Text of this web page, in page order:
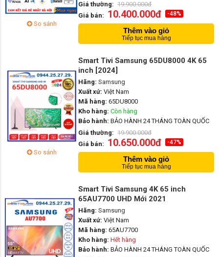
So sánh
Giá thường: 19.900.000đ
Giá bán: 10.400.000đ -48%
Thêm vào giỏ
Tiếp tục mua hàng
So sánh
Smart Tivi Samsung 65DU8000 4K 65
inch [2024]
Hãng: Samsung
Xuất xứ: Việt Nam
Mã hàng: 65DU8000
Kho hàng: Còn hàng
Bảo hành: BẢO HÀNH 24 THÁNG TOÀN QUỐC
Giá thường: 19.900.000đ
Giá bán: 10.650.000đ -47%
Thêm vào giỏ
Tiếp tục mua hàng
Smart Tivi Samsung 4K 65 inch
65AU7700 UHD Mới 2021
Hãng: Samsung
Xuất xứ: Việt Nam
Mã hàng: 65AU7700
Kho hàng: Hết hàng
Bảo hành: BẢO HÀNH 24 THÁNG TOÀN QUỐC